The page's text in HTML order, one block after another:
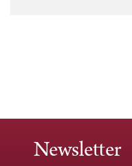
Newsletter